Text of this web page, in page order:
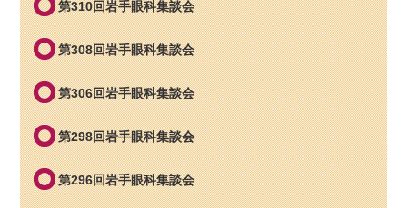
第310回岩手眼科集談会
第308回岩手眼科集談会
第306回岩手眼科集談会
第298回岩手眼科集談会
第296回岩手眼科集談会